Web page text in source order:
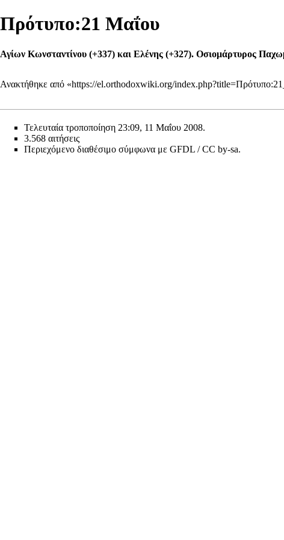
Πρότυπο:21 Μαΐου
Αγίων Κωνσταντίνου (+337) και Ελένης (+327). Οσιομάρτυρος
Ανακτήθηκε από «https://el.orthodoxwiki.org/
Τελευταία τροποποίηση 23:09, 11 Μαΐου 2008.
3.568 αιτήσεις
Περιεχόμενο διαθέσιμο σύμφωνα με GFDL / CC by-sa.